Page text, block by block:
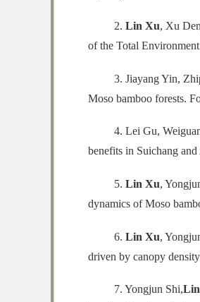
2. Lin Xu, Xu
of the Total
3. Jiayang Yin,
Moso bamboo forests.
4. Lei Gu,
benefits in Suichang
5. Lin Xu,
dynamics of Moso
6. Lin Xu,
driven by canopy
7. Yongjun Shi,